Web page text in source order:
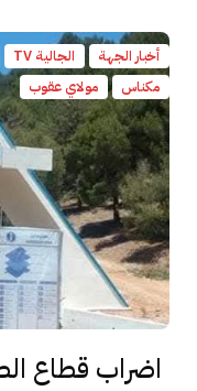
أخبار الجهة الجالية TV
مكناس
مولاي عقوب
اضراب قطاع